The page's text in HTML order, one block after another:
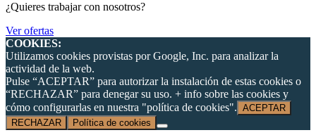
¿Quieres trabajar con nosotros?
Ver ofertas
COOKIES:
Utilizamos cookies provistas por Google, Inc. para analizar la
actividad de la web.
Pulse “ACEPTAR” para autorizar la instalación de estas cookies o
“RECHAZAR” para denegar su uso. + info sobre las cookies y
cómo configurarlas en nuestra "política de cookies". ACEPTAR
RECHAZAR
Política de cookies